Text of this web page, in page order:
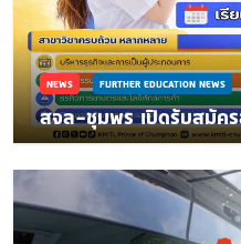
NEWS FURTHER EDUCATION NEWS
สจล-ชุมพร เปิดรับสมัค